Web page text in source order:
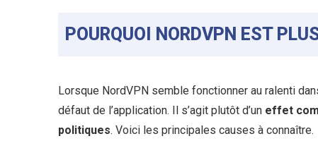
POURQUOI NORDVPN EST
Lorsque NordVPN semble fonctionner au ralenti
défaut de l’application. Il s’agit plutôt d’un effet
politiques. Voici les principales causes à connaître.